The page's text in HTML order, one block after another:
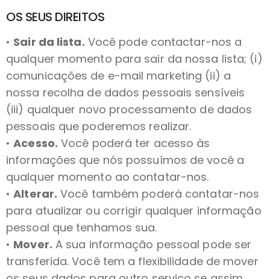
OS SEUS DIREITOS
• Sair da lista. Você pode contactar-nos a
qualquer momento para sair da nossa lista; (i)
comunicações de e-mail marketing (ii) a
nossa recolha de dados pessoais sensíveis
(iii) qualquer novo processamento de dados
pessoais que poderemos realizar.
•Acesso. Você poderá ter acesso às
informações que nós possuímos de você a
qualquer momento ao contatar-nos.
•Alterar. Você também poderá contatar-nos
para atualizar ou corrigir qualquer informação
pessoal que tenhamos sua.
• Mover. A sua informação pessoal pode ser
transferida. Você tem a flexibilidade de mover